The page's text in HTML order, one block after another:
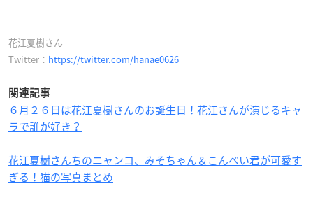
花江夏樹さん
Twitter： https://twitter.com/hanae0626
関連記事
６月２６日は花江夏樹さんのお誕生日！花江さんが演じるキャ
ラで誰が好き？
花江夏樹さんちのニャンコ、みそちゃん＆こんぺい君が可愛す
ぎる！猫の写真まとめ